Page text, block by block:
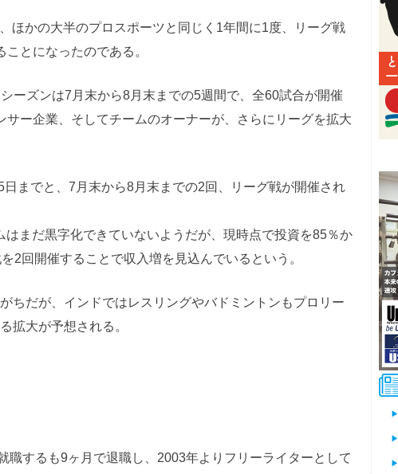
かの大半のプロスポーツと同じく1年間に1度、リーグ戦
とになったのである。
ズンは7月末から8月末までの5週間で、全60試合が開催
ー企業、そしてチームのオーナーが、さらにリーグを拡大
までと、7月末から8月末までの2回、リーグ戦が開催され
まだ黒字化できていないようだが、現時点で投資を85％か
2回開催することで収入増を見込んでいるという。
だが、インドではレスリングやバドミントンもプロリー
拡大が予想される。
するも9ヶ月で退職し、2003年よりフリーライターとして
▶
▶
▶